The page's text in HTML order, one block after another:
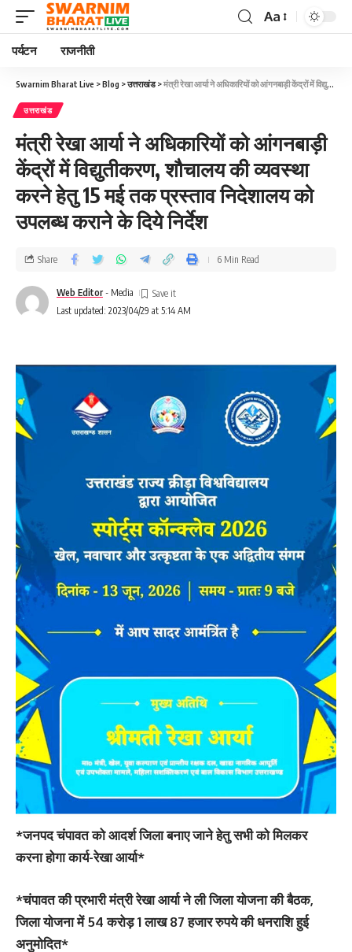
Aa
पर्यटन राजनीती
Swarnim Bharat Live >Blog >उत्तराखंड>मंत्री रेखा आर्या ने अधिकारियों को आंगनबाड़ी केंद्रों में विद्युतीकरण, शौचालय की व्यवस्था करने हेतु 15 मई तक प्रस्ताव निदेशालय को उपलब्ध कराने के दिये निर्देश
उत्तराखंड
मंत्री रेखा आर्या ने अधिकारियों को आंगनबाड़ी
केंद्रों में विद्युतीकरण, शौचालय की व्यवस्था
करने हेतु 15 मई तक प्रस्ताव निदेशालय को
उपलब्ध कराने के दिये निर्देश
Last updated: 2023/04/29 at 5:14 AM
Web Editor - Media
Share 6 Min Read
*जनपद चंपावत को आदर्श जिला बनाए जाने हेतु सभी को मिलकर
करना होगा कार्य-रेखा आर्या*
*चंपावत की प्रभारी मंत्री रेखा आर्या ने ली जिला योजना की बैठक,
जिला योजना में 54 करोड़ 1 लाख 87 हजार रुपये की धनराशि हुई
अनुमोदित*